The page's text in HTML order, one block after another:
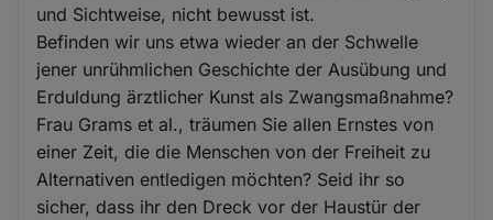
und Sichtweise, nicht bewusst ist.
Befinden wir uns etwa wieder an der Schwelle
jener unrühmlichen Geschichte der Ausübung und
Erduldung ärztlicher Kunst als Zwangsmaßnahme?
Frau Grams et al., träumen Sie allen Ernstes von
einer Zeit, die die Menschen von der Freiheit zu
Alternativen entledigen möchten? Seid ihr so
sicher, dass ihr den Dreck vor der Haustür der